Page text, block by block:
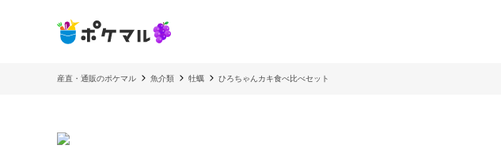
産直・通販のポケマル 魚介類 牡蠣 ひろちゃんカキ食べ比べセット